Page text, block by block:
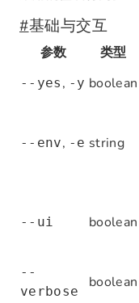
#基础与交互
参数 类型
--yes , -y boolean
--env, -e string
--ui boolean
--
verbose
boolean